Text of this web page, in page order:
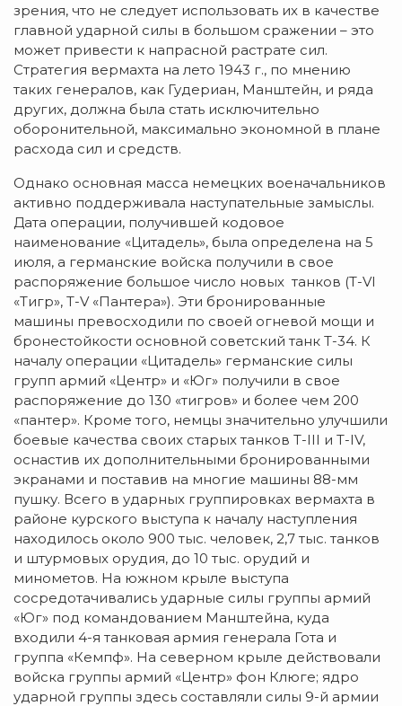
зрения, что не следует использовать их в качестве
главной ударной силы в большом сражении – это
может привести к напрасной растрате сил.
Стратегия вермахта на лето 1943 г., по мнению
таких генералов, как Гудериан, Манштейн, и ряда
других, должна была стать исключительно
оборонительной, максимально экономной в плане
расхода сил и средств.
Однако основная масса немецких военачальников
активно поддерживала наступательные замыслы.
Дата операции, получившей кодовое
наименование «Цитадель», была определена на 5
июля, а германские войска получили в свое
распоряжение большое число новых танков (Т-VI
«Тигр», Т-V «Пантера»). Эти бронированные
машины превосходили по своей огневой мощи и
бронестойкости основной советский танк Т-34. К
началу операции «Цитадель» германские силы
групп армий «Центр» и «Юг» получили в свое
распоряжение до 130 «тигров» и более чем 200
«пантер». Кроме того, немцы значительно улучшили
боевые качества своих старых танков Т-III и Т-IV,
оснастив их дополнительными бронированными
экранами и поставив на многие машины 88-мм
пушку. Всего в ударных группировках вермахта в
районе курского выступа к началу наступления
находилось около 900 тыс. человек, 2,7 тыс. танков
и штурмовых орудия, до 10 тыс. орудий и
минометов. На южном крыле выступа
сосредотачивались ударные силы группы армий
«Юг» под командованием Манштейна, куда
входили 4-я танковая армия генерала Гота и
группа «Кемпф». На северном крыле действовали
войска группы армий «Центр» фон Клюге; ядро
ударной группы здесь составляли силы 9-й армии